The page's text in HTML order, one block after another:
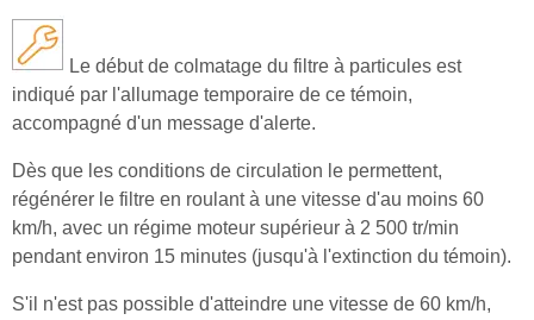
Le début de colmatage du filtre à particules est
indiqué par l'allumage temporaire de ce témoin,
accompagné d'un message d'alerte.
Dès que les conditions de circulation le permettent,
régénérer le filtre en roulant à une vitesse d'au moins 60
km/h, avec un régime moteur supérieur à 2 500 tr/min
pendant environ 15 minutes (jusqu'à l'extinction du témoin).
S'il n'est pas possible d'atteindre une vitesse de 60 km/h,